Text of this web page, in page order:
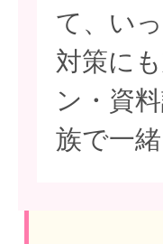
て、い
対策に
ン・資
族で一